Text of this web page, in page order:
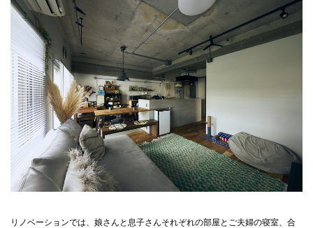
リノベーションでは、娘さんと息子さんそれぞれの部屋とご夫婦の寝室、合